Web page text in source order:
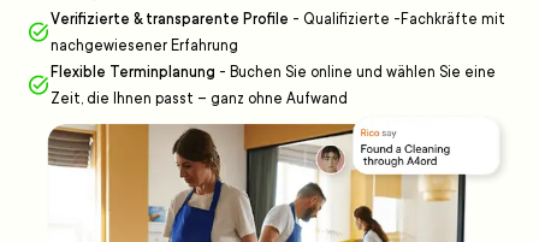
Verifizierte & transparente Profile - Qualifizierte -Fachkräfte mit
nachgewiesener Erfahrung
Flexible Terminplanung - Buchen Sie online und wählen Sie eine
Zeit, die Ihnen passt – ganz ohne Aufwand